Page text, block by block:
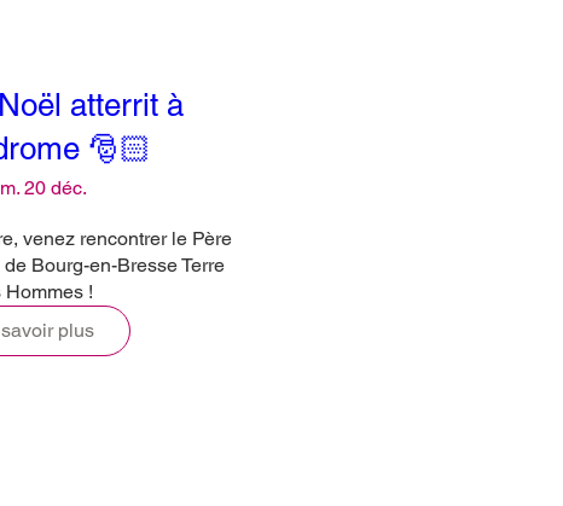
atterrit à
🎅🏻
20 déc.
venez rencontrer le Père
Bourg-en-Bresse Terre
Hommes !
plus